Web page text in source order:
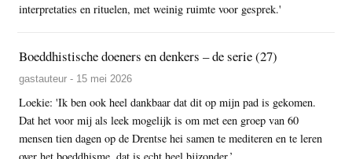
interpretaties en rituelen, met weinig ruimte voor gesprek.'
Boeddhistische doeners en denkers – de serie (27)
gastauteur - 15 mei 2026
Loekie: 'Ik ben ook heel dankbaar dat dit op mijn pad is gekomen.
Dat het voor mij als leek mogelijk is om met een groep van 60
mensen tien dagen op de Drentse hei samen te mediteren en te leren